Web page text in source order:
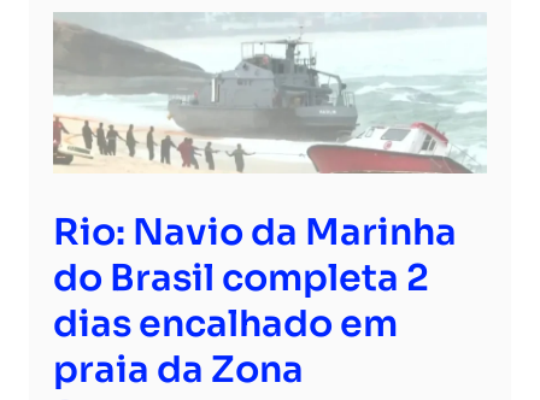
Rio: Navio da Marinha
do Brasil completa 2
dias encalhado em
praia da Zona